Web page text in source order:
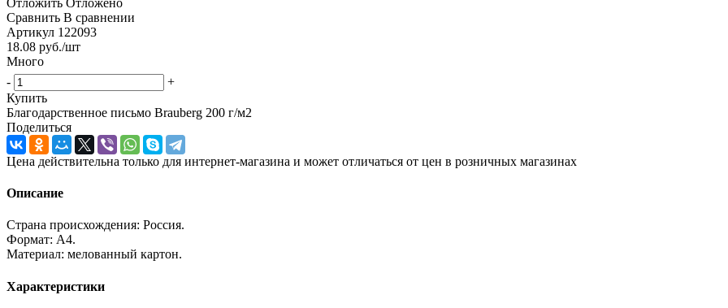
Сравнить В сравнении
Артикул 122093
18.08 руб./шт
Много
-
+
Купить
Благодарственное письмо Brauberg 200 г/м2
Поделиться
Цена действительна только для интернет-магазина и может отличаться от цен в розничных магазинах
Описание
Страна происхождения: Россия.
Формат: А4.
Материал: мелованный картон.
Характеристики